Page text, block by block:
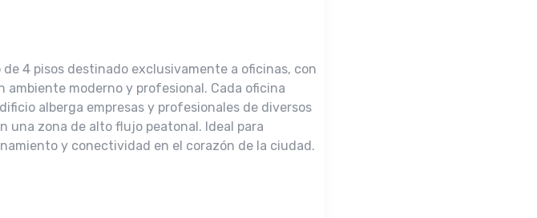
4 pisos destinado exclusivamente a oficinas, con
moderno y profesional. Cada oficina
alberga empresas y profesionales de diversos
una zona de alto flujo peatonal. Ideal para
y conectividad en el corazón de la ciudad.